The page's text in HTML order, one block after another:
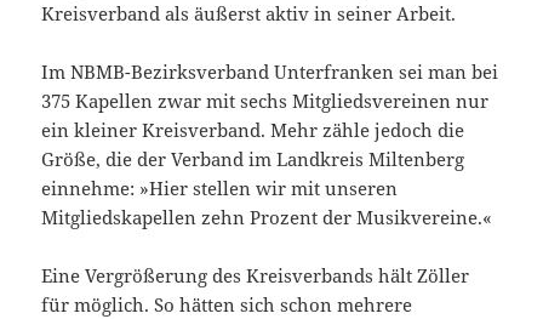
Kreisverband als äußerst aktiv in seiner Arbeit.
Im NBMB-Bezirksverband Unterfranken sei man bei
375 Kapellen zwar mit sechs Mitgliedsvereinen nur
ein kleiner Kreisverband. Mehr zähle jedoch die
Größe, die der Verband im Landkreis Miltenberg
einnehme: »Hier stellen wir mit unseren
Mitgliedskapellen zehn Prozent der Musikvereine.«
Eine Vergrößerung des Kreisverbands hält Zöller
für möglich. So hätten sich schon mehrere